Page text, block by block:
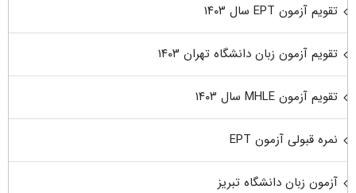
تقویم آزمون EPT سال ۱۴۰۳
تقویم آزمون زبان دانشگاه تهران ۱۴۰۳
تقویم آزمون MHLE سال ۱۴۰۳
نمره قبولی آزمون EPT
آزمون زبان دانشگاه تبریز